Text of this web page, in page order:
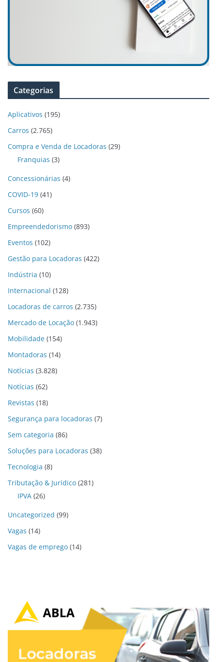
Categorias
Aplicativos (195)
Carros (2.765)
Compra e Venda de Locadoras (29)
Franquias (3)
Concessionárias (4)
COVID-19 (41)
Cursos (60)
Empreendedorismo (893)
Eventos (102)
Gestão para Locadoras (422)
Indústria (10)
Internacional (128)
Locadoras de carros (2.735)
Mercado de Locação (1.943)
Mobilidade (154)
Montadoras (14)
Notícias (3.828)
Notícias (62)
Revistas (18)
Segurança para locadoras (7)
Sem categoria (86)
Soluções para Locadoras (38)
Tecnologia (8)
Tributação & Jurídico (281)
IPVA (26)
Uncategorized (99)
Vagas (14)
Vagas de emprego (14)